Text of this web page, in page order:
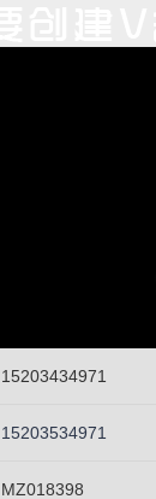
15203434971
15203534971
MZ018398